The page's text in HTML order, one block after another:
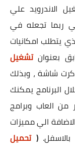
الاندرويد علي
ربما تجعله في
يتطلب امكانيات
بعنوانتشغيل
شاشة ، وبذلك
البرنامج يمكنك
من العاب وبرامج
الي مميزات
(تحميل